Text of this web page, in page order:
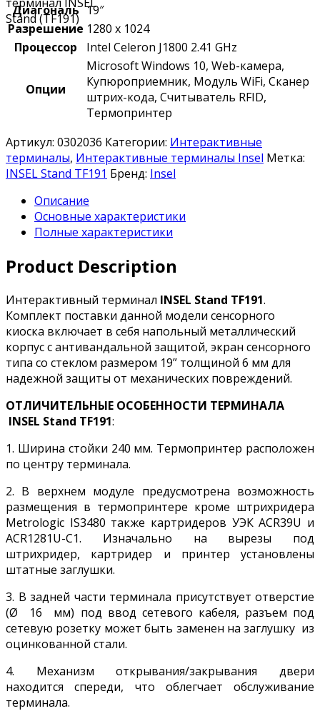
Диагональ 19″
Разрешение 1280 x 1024
Процессор
Intel Celeron J1800 2.41 GHz
Опции
Microsoft Windows 10, Web-камера,
Купюроприемник, Модуль WiFi, Сканер
штрих-кода, Считыватель RFID,
Термопринтер
Артикул: 0302036 Категории: Интерактивные
терминалы, Интерактивные терминалы Insel Метка:
INSEL Stand TF191 Бренд: Insel
Описание
Основные характеристики
Полные характеристики
Product Description
Интерактивный терминал INSEL Stand TF191.
Комплект поставки данной модели сенсорного
киоска включает в себя напольный металлический
корпус с антивандальной защитой, экран сенсорного
типа со стеклом размером 19” толщиной 6 мм для
надежной защиты от механических повреждений.
ОТЛИЧИТЕЛЬНЫЕ ОСОБЕННОСТИ ТЕРМИНАЛА
INSEL Stand TF191:
1. Ширина стойки 240 мм. Термопринтер расположен
по центру терминала.
2. В верхнем модуле предусмотрена возможность
размещения в термопринтере кроме штрихридера
Metrologic IS3480 также картридеров УЭК ACR39U и
ACR1281U-C1. Изначально на вырезы под
штрихридер, картридер и принтер установлены
штатные заглушки.
3. В задней части терминала присутствует отверстие
(Ø 16 мм) под ввод сетевого кабеля, разъем под
сетевую розетку может быть заменен на заглушку из
оцинкованной стали.
4. Механизм открывания/закрывания двери
находится спереди, что облегчает обслуживание
терминала.